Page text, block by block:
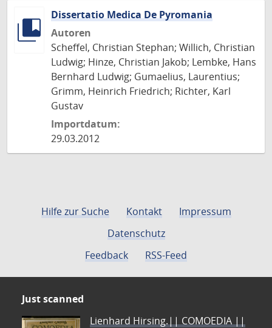
Dissertatio Medica De Pyromania
Autoren
Scheffel, Christian Stephan; Willich, Christian
Ludwig; Hinze, Christian Jakob; Lembke, Hans
Bernhard Ludwig; Gumaelius, Laurentius;
Grimm, Heinrich Friedrich; Richter, Karl
Gustav
Importdatum:
29.03.2012
Hilfe zur Suche Kontakt
Impressum
Datenschutz
Feedback
RSS-Feed
Just scanned
Lienhard Hirsing.|| COMOEDIA ||